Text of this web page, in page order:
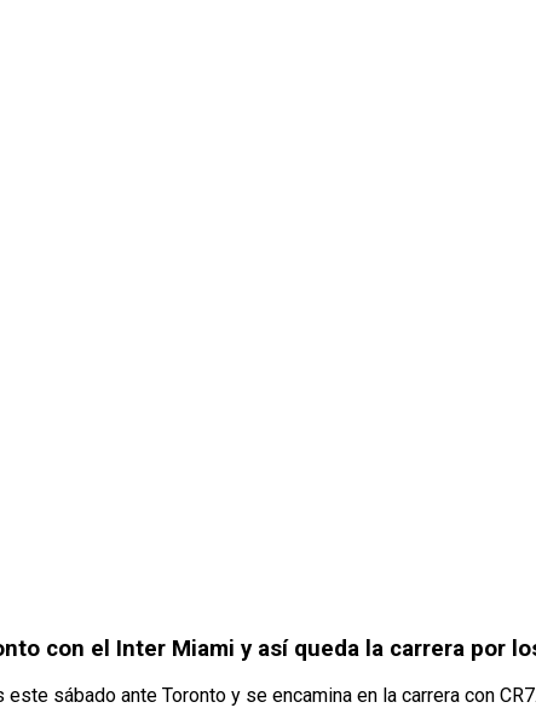
con el Inter Miami y así queda la carrera por
sábado ante Toronto y se encamina en la carrera con CR7.